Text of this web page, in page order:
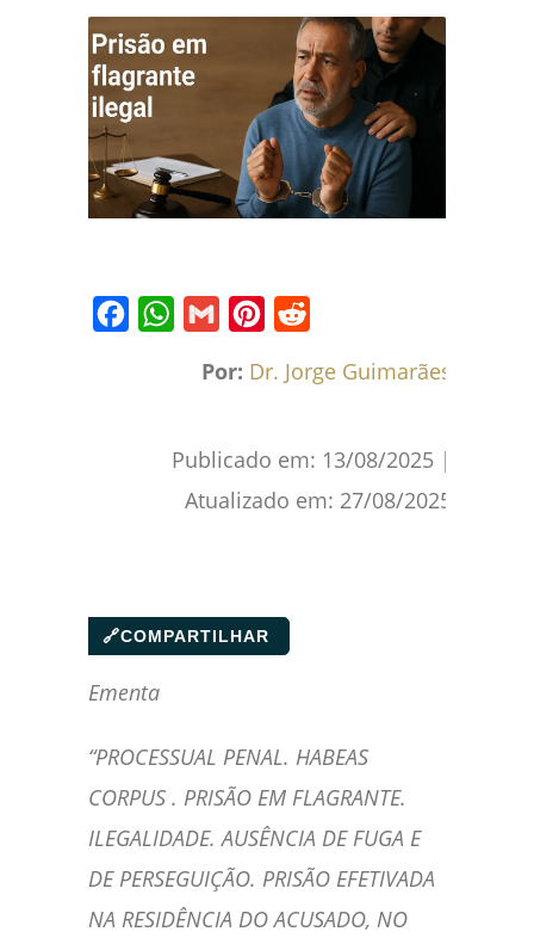
Por: Dr. Jorge Guimarães
Publicado em: 13/08/2025 |
Atualizado em: 27/08/2025
🔗COMPARTILHAR
Ementa
“PROCESSUAL PENAL. HABEAS
CORPUS . PRISÃO EM FLAGRANTE.
ILEGALIDADE. AUSÊNCIA DE FUGA E
DE PERSEGUIÇÃO. PRISÃO EFETIVADA
NA RESIDÊNCIA DO ACUSADO, NO